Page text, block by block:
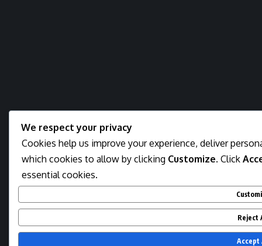
We respect your privacy
Cookies help us improve your experience, deliver
which cookies to allow by clicking Customize. Click
essential cookies.
Reject
Accept